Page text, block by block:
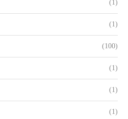
(1)
(1)
(100)
(1)
(1)
(1)